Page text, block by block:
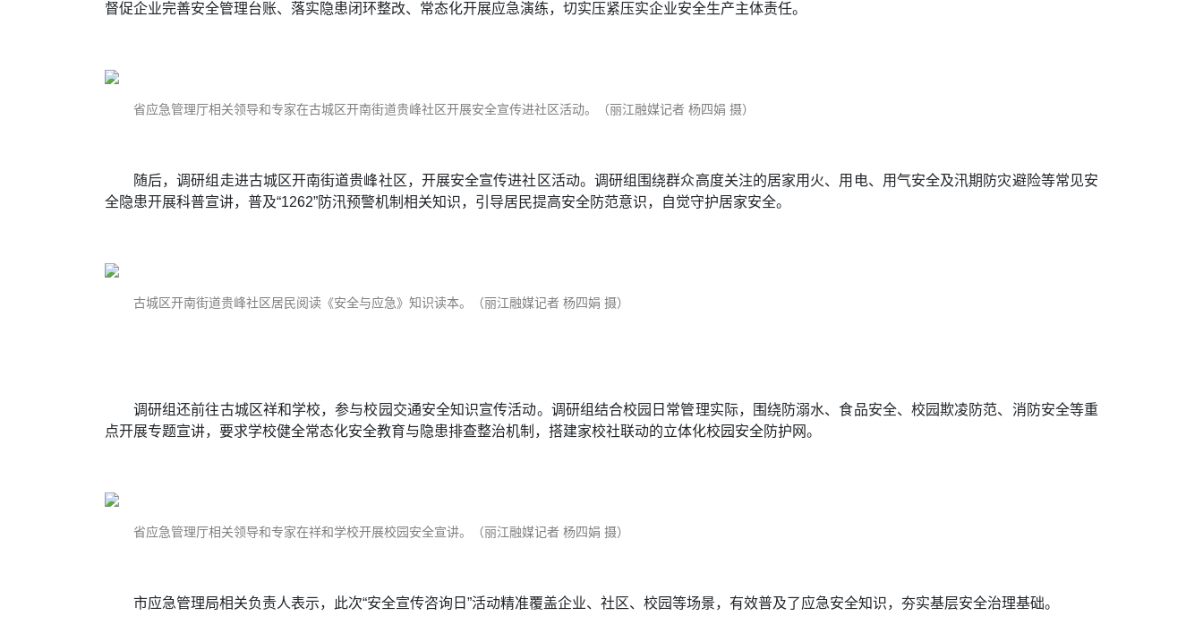
督促企业完善安全管理台账、落实隐患闭环整改、常态化开展应急演练，切实压紧压实企业安全生产主体责任。
省应急管理厅相关领导和专家在古城区开南街道贵峰社区开展安全宣传进社区活动。（丽江融媒记者 杨四娟 摄）
随后，调研组走进古城区开南街道贵峰社区，开展安全宣传进社区活动。调研组围绕群众高度关注的居家用火、用电、用气安全及汛期防灾避险等常见安
全隐患开展科普宣讲，普及“1262”防汛预警机制相关知识，引导居民提高安全防范意识，自觉守护居家安全。
古城区开南街道贵峰社区居民阅读《安全与应急》知识读本。（丽江融媒记者 杨四娟 摄）
调研组还前往古城区祥和学校，参与校园交通安全知识宣传活动。调研组结合校园日常管理实际，围绕防溺水、食品安全、校园欺凌防范、消防安全等重
点开展专题宣讲，要求学校健全常态化安全教育与隐患排查整治机制，搭建家校社联动的立体化校园安全防护网。
省应急管理厅相关领导和专家在祥和学校开展校园安全宣讲。（丽江融媒记者 杨四娟 摄）
市应急管理局相关负责人表示，此次“安全宣传咨询日”活动精准覆盖企业、社区、校园等场景，有效普及了应急安全知识，夯实基层安全治理基础。